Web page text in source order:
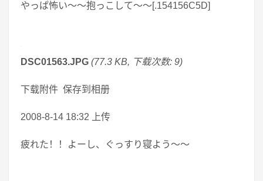
やっぱ怖い～～抱っこして～～[.154156C5D]
DSC01563.JPG (77.3 KB, 下载次数: 9)
下载附件 保存到相册
2008-8-14 18:32 上传
疲れた！！よーし、ぐっすり寝よう～～